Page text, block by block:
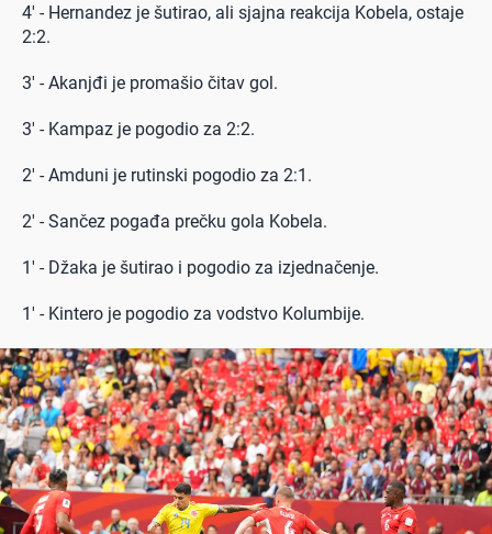
4' - Hernandez je šutirao, ali sjajna reakcija Kobela, ostaje
2:2.
3' - Akanjđi je promašio čitav gol.
3' - Kampaz je pogodio za 2:2.
2' - Amduni je rutinski pogodio za 2:1.
2' - Sančez pogađa prečku gola Kobela.
1' - Džaka je šutirao i pogodio za izjednačenje.
1' - Kintero je pogodio za vodstvo Kolumbije.